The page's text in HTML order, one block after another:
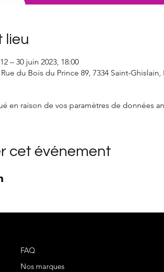
lieu
– 30 juin 2023, 18:00
du Bois du Prince 89, 7334 Saint-
en raison de vos paramètres de données
cet événement
FAQ
Nos marques